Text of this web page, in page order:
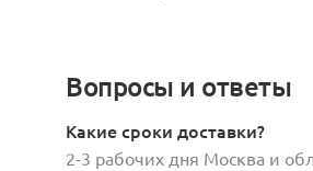
Вопросы и ответы
Какие сроки доставки?
2-3 рабочих дня Москва и